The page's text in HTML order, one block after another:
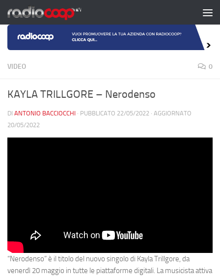
Salta al contenuto
VIDEO 0
KAYLA TRILLGORE – Nerodenso
DI ANTONIO BACCIOCCHI · PUBBLICATO 22/05/2022 · AGGIORNATO
20/05/2022
“Nerodenso” è il titolo del nuovo singolo di Kayla Trillgore, da
venerdì 20 maggio in tutte le piattaforme digitali. La musicista attiva